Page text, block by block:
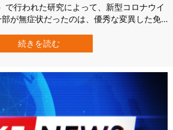
で行われた研究によって、新型コロナウイ
が無症状だったのは、優秀な変異した免
ムに突き出す役割を担っていますが、一
、より優秀な働きをするように変化して
続きを読む